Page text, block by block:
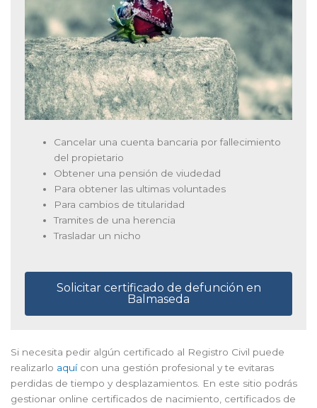
Cancelar una cuenta bancaria por fallecimiento
del propietario
Obtener una pensión de viudedad
Para obtener las ultimas voluntades
Para cambios de titularidad
Tramites de una herencia
Trasladar un nicho
Solicitar certificado de defunción en
Balmaseda
Si necesita pedir algún certificado al Registro Civil puede
realizarlo aquícon una gestión profesional y te evitaras
perdidas de tiempo y desplazamientos. En este sitio podrás
gestionar online certificados de nacimiento, certificados de